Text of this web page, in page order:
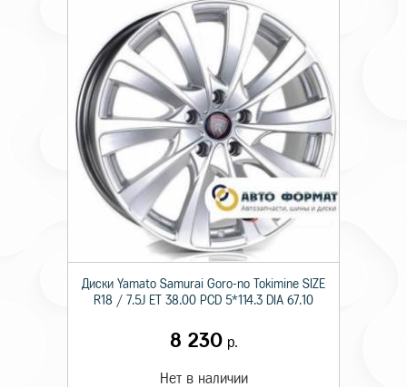
Диски Yamato Samurai Goro-no Tokimine SIZE
R18 / 7.5J ET 38.00 PCD 5*114.3 DIA 67.10
8 230р.
Нет в наличии